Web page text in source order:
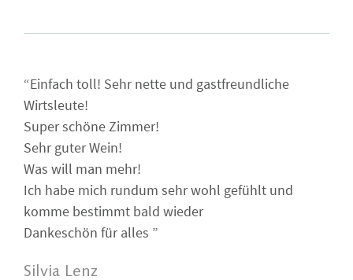
“Einfach toll! Sehr nette und gastfreundliche
Wirtsleute!
Super schöne Zimmer!
Sehr guter Wein!
Was will man mehr!
Ich habe mich rundum sehr wohl gefühlt und
komme bestimmt bald wieder
Dankeschön für alles ”
Silvia Lenz